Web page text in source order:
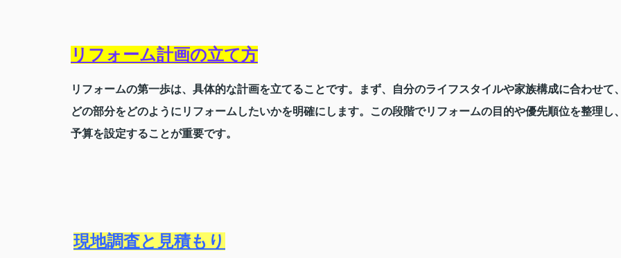
リフォーム計画の立て方
リフォームの第一歩は、具体的な計画を立てることです。まず、自分のライフスタイルや家族構成に合わせて、
どの部分をどのようにリフォームしたいかを明確にします。この段階でリフォームの目的や優先順位を整理し、
予算を設定することが重要です。
現地調査と見積もり